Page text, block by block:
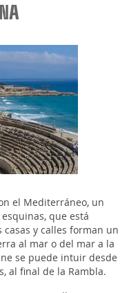
el Mediterráneo, un
que está
y calles forman un
al mar o del mar a la
se puede intuir desde
al final de la Rambla.